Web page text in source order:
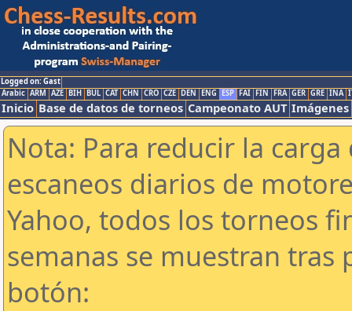
Logged on: Gast
Arabic ARM AZE BIH BUL CAT CHN CRO CZE DEN ENG ESP FAI FIN FRA GER GRE INA
Inicio Base de datos de torneos Campeonato AUT Imágenes
Nota: Para reducir la
escaneos diarios de
Yahoo, todos los torneos
semanas se muestran tras
botón: